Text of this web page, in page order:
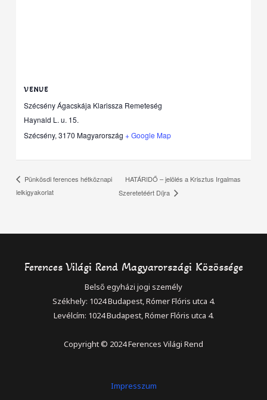
VENUE
Szécsény Ágacskája Klarissza Remeteség
Haynald L. u. 15.
Szécsény, 3170 Magyarország + Google Map
Pünkösdi ferences hétköznapi
lelkigyakorlat
HATÁRIDŐ – jelölés a Krisztus Irgalmas
Szeretetéért Díjra
Ferences Világi Rend Magyarországi Közössége
Belső egyházi jogi személy
Székhely: 1024 Budapest, Rómer Flóris utca 4.
Levélcím: 1024 Budapest, Rómer Flóris utca 4.
Copyright © 2024 Ferences Világi Rend
Impresszum